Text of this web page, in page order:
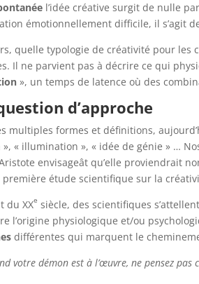
l’idée créative surgit de nulle
émotionnellement difficile, il s’agit
quelle typologie de créativité pour les
Il ne parvient pas à décrire ce qui
», un temps de latence où des
d’approche
multiples formes et définitions,
», « illumination », « idée de génie » …
envisageât qu’elle proviendrait
première étude scientifique sur la
du XXe siècle, des scientifiques
l’origine physiologique et/ou
différentes qui marquent le
votre démon est à l’œuvre, ne pensez pas